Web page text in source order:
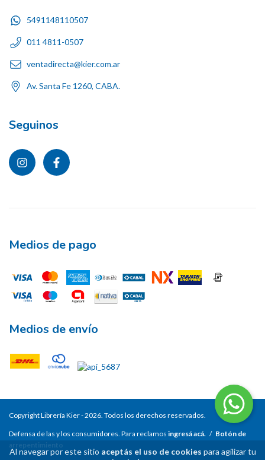
Al navegar por este sitio aceptás el uso de cookies para agilizar tu
5491148110507
011 4811-0507
ventadirecta@kier.com.ar
Av. Santa Fe 1260, CABA.
Seguinos
Medios de pago
Medios de envío
Copyright Librería Kier - 2026. Todos los derechos reservados.
Defensa de las y los consumidores. Para reclamos ingresá acá. / Botón de
arrepentimiento